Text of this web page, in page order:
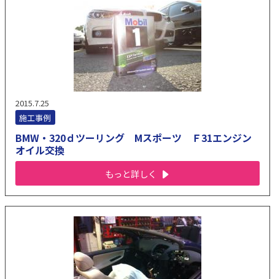
2015.7.25
施工事例
BMW・320ｄツーリング Mスポーツ Ｆ31エンジン
オイル交換
もっと詳しく